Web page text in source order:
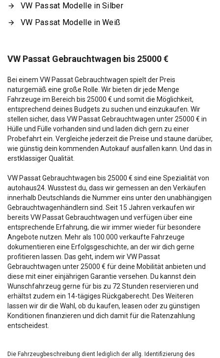
VW Passat Modelle in Silber
VW Passat Modelle in Weiß
VW Passat Gebrauchtwagen bis 25000 €
Bei einem VW Passat Gebrauchtwagen spielt der Preis
naturgemäß eine große Rolle. Wir bieten dir jede Menge
Fahrzeuge im Bereich bis 25000 € und somit die Möglichkeit,
entsprechend deines Budgets zu suchen und einzukaufen. Wir
stellen sicher, dass VW Passat Gebrauchtwagen unter 25000 € in
Hülle und Fülle vorhanden sind und laden dich gern zu einer
Probefahrt ein. Vergleiche jederzeit die Preise und staune darüber,
wie günstig dein kommenden Autokauf ausfallen kann. Und das in
erstklassiger Qualität.
VW Passat Gebrauchtwagen bis 25000 € sind eine Spezialität von
autohaus24. Wusstest du, dass wir gemessen an den Verkäufen
innerhalb Deutschlands die Nummer eins unter den unabhängigen
Gebrauchtwagenhändlern sind. Seit 15 Jahren verkaufen wir
bereits VW Passat Gebrauchtwagen und verfügen über eine
entsprechende Erfahrung, die wir immer wieder für besondere
Angebote nutzen. Mehr als 100.000 verkaufte Fahrzeuge
dokumentieren eine Erfolgsgeschichte, an der wir dich gerne
profitieren lassen. Das geht, indem wir VW Passat
Gebrauchtwagen unter 25000 € für deine Mobilität anbieten und
diese mit einer einjährigen Garantie versehen. Du kannst dein
Wunschfahrzeug gerne für bis zu 72 Stunden reservieren und
erhältst zudem ein 14-tägiges Rückgaberecht. Des Weiteren
lassen wir dir die Wahl, ob du kaufen, leasen oder zu günstigen
Konditionen finanzieren und dich damit für die Ratenzahlung
entscheidest.
Die Fahrzeugbeschreibung dient lediglich der allg. Identifizierung des